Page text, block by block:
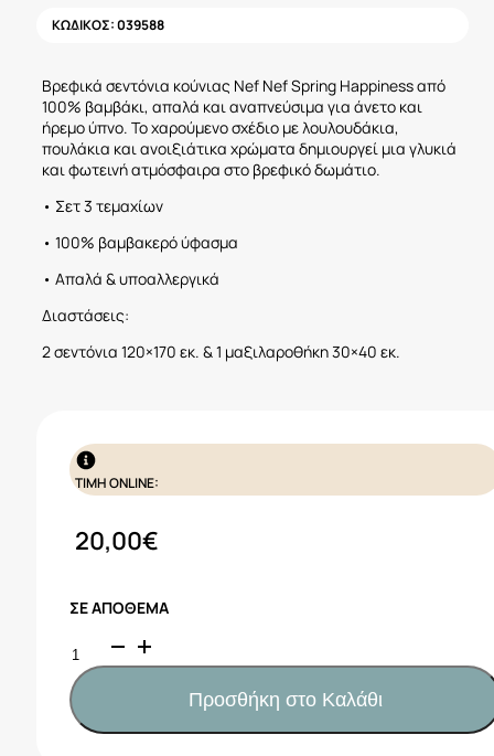
ΚΩΔΙΚΟΣ:039588
Βρεφικά σεντόνια κούνιας Nef Nef Spring Happiness από
100% βαμβάκι, απαλά και αναπνεύσιμα για άνετο και
ήρεμο ύπνο. Το χαρούμενο σχέδιο με λουλουδάκια,
πουλάκια και ανοιξιάτικα χρώματα δημιουργεί μια γλυκιά
και φωτεινή ατμόσφαιρα στο βρεφικό δωμάτιο.
• Σετ 3 τεμαχίων
• 100% βαμβακερό ύφασμα
• Απαλά & υποαλλεργικά
Διαστάσεις:
2 σεντόνια 120×170 εκ. & 1 μαξιλαροθήκη 30×40 εκ.
ΤΙΜΗ ONLINE:
20,00€
ΣΕ ΑΠΌΘΕΜΑ
Nef
Nef
Βρεφικά
σεντόνια
κούνιας
Προσθήκη στο Καλάθι